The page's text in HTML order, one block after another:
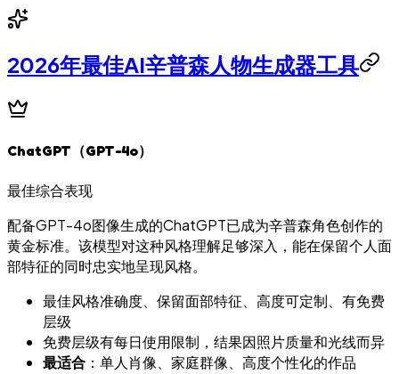
2026年最佳AI辛普森人物生成器工具
ChatGPT（GPT-4o）
最佳综合表现
配备GPT-4o图像生成的ChatGPT已成为辛普森角色创作的
黄金标准。该模型对这种风格理解足够深入，能在保留个人面
部特征的同时忠实地呈现风格。
最佳风格准确度、保留面部特征、高度可定制、有免费
层级
免费层级有每日使用限制，结果因照片质量和光线而异
最适合 ：单人肖像、家庭群像、高度个性化的作品